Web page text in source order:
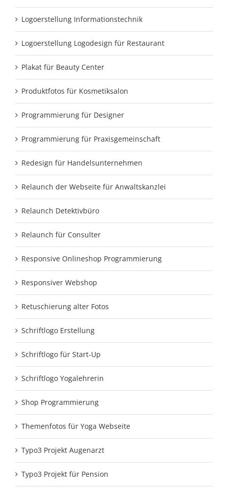
Logoerstellung Informationstechnik
Logoerstellung Logodesign für Restaurant
Plakat für Beauty Center
Produktfotos für Kosmetiksalon
Programmierung für Designer
Programmierung für Praxisgemeinschaft
Redesign für Handelsunternehmen
Relaunch der Webseite für Anwaltskanzlei
Relaunch Detektivbüro
Relaunch für Consulter
Responsive Onlineshop Programmierung
Responsiver Webshop
Retuschierung alter Fotos
Schriftlogo Erstellung
Schriftlogo für Start-Up
Schriftlogo Yogalehrerin
Shop Programmierung
Themenfotos für Yoga Webseite
Typo3 Projekt Augenarzt
Typo3 Projekt für Pension